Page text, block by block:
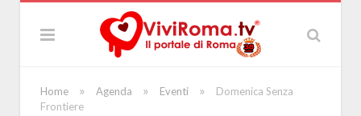
Home » Agenda » Eventi »
Domenica Senza
Frontiere